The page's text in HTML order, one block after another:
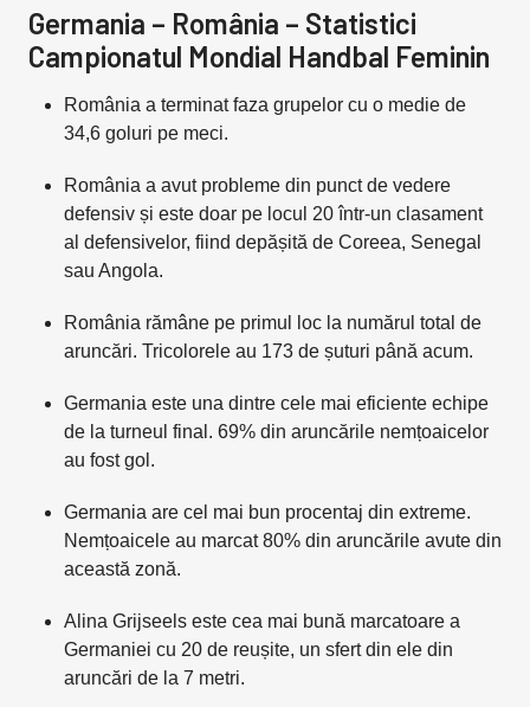
Germania – România – Statistici
Campionatul Mondial Handbal Feminin
România a terminat faza grupelor cu o medie de
34,6 goluri pe meci.
România a avut probleme din punct de vedere
defensiv și este doar pe locul 20 într-un clasament
al defensivelor, fiind depășită de Coreea, Senegal
sau Angola.
România rămâne pe primul loc la numărul total de
aruncări. Tricolorele au 173 de șuturi până acum.
Germania este una dintre cele mai eficiente echipe
de la turneul final. 69% din aruncările nemțoaicelor
au fost gol.
Germania are cel mai bun procentaj din extreme.
Nemțoaicele au marcat 80% din aruncările avute din
această zonă.
Alina Grijseels este cea mai bună marcatoare a
Germaniei cu 20 de reușite, un sfert din ele din
aruncări de la 7 metri.